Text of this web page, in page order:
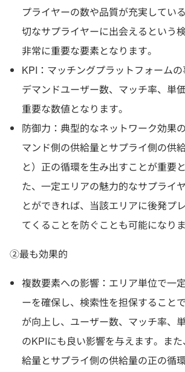
プライヤーの数や品質が充実してい
切なサプライヤーに出会えるという
非常に重要な要素となります。
KPI：マッチングプラットフォームの
デマンドユーザー数、マッチ率、単
重要な数値となります。
防御力：典型的なネットワーク効果
マンド側の供給量とサプライ側の供
と）正の循環を生み出すことが重要
た、一定エリアの魅力的なサプライ
とができれば、当該エリアに後発プ
てくることを防ぐことも可能になりま
②最も効果的
複数要素への影響：エリア単位で一
ーを確保し、検索性を担保すること
が向上し、ユーザー数、マッチ率、
のKPIにも良い影響を与えます。ま
給量とサプライ側の供給量の正の循